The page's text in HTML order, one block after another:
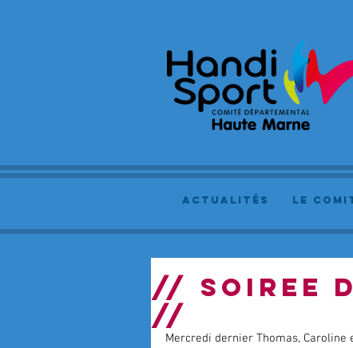
actualités le
// SOIREE
//
Mercredi dernier Thomas,